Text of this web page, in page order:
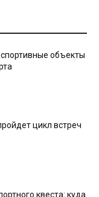
объекты
цикл встреч
квеста: куда